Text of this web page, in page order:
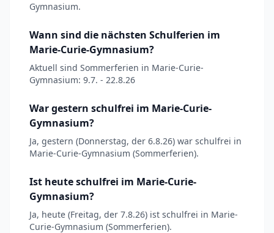
Gymnasium.
Wann sind die nächsten Schulferien im
Marie-Curie-Gymnasium?
Aktuell sind Sommerferien in Marie-Curie-
Gymnasium: 9.7. - 22.8.26
War gestern schulfrei im Marie-Curie-
Gymnasium?
Ja, gestern (Donnerstag, der 6.8.26) war schulfrei in
Marie-Curie-Gymnasium (Sommerferien).
Ist heute schulfrei im Marie-Curie-
Gymnasium?
Ja, heute (Freitag, der 7.8.26) ist schulfrei in Marie-
Curie-Gymnasium (Sommerferien).